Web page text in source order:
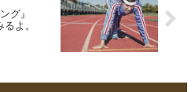
グ』
よ。